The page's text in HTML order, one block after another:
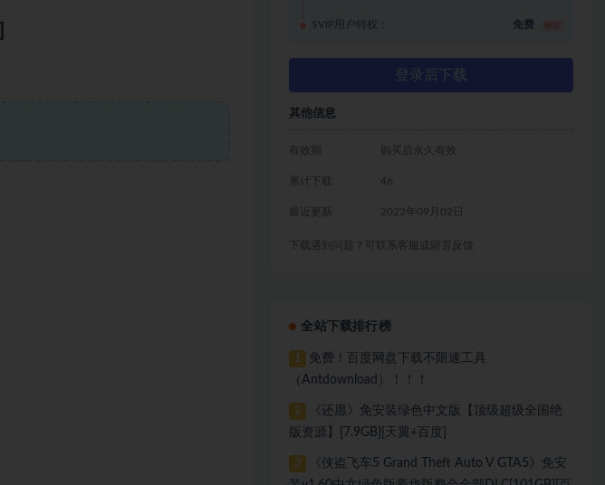
SVIP用户特权： 免费
登录后下载
其他信息
有效期 购买后永久有效
累计下载 46
最近更新 2022年09月02日
下载遇到问题？可联系客服或留言反馈
全站下载排行榜
1
免费！百度网盘下载不限速工具
（Antdownload）！！！
2
《还愿》免安装绿色中文版【顶级超级全国绝
版资源】[7.9GB][天翼+百度]
3
《侠盗飞车5 Grand Theft Auto V GTA5》免安